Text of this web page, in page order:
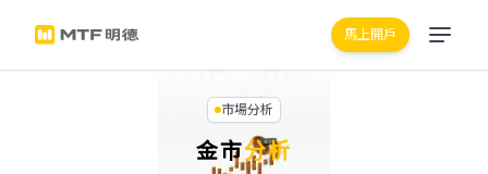
馬上開戶
市場分析
金市分析